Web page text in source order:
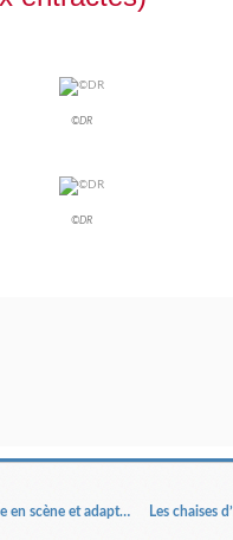
©DR
©DR
Apocalypse Bébé de Virginie Despentes Mise en scène et adaptation Selma Alaoui